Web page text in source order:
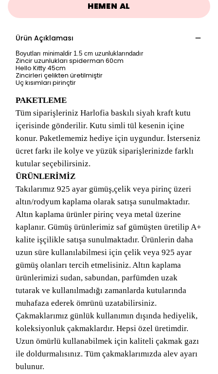
HEMEN AL
Ürün Açıklaması
Boyutları minimaldir 1.5 cm uzunluklarındadır
Zincir uzunlukları spiderman 60cm
Hello Kitty 45cm
Zincirleri çelikten üretilmiştir
Uç kısımları pirinçtir
PAKETLEME
Tüm siparişleriniz Harlofia baskılı siyah kraft kutu
içerisinde gönderilir. Kutu simli tül kesenin içine
konur. Paketlememiz hediye için uygundur. İsterseniz
ücret farkı ile kolye ve yüzük siparişlerinizde farklı
kutular seçebilirsiniz.
ÜRÜNLERİMİZ
Takılarımız 925 ayar gümüş,çelik veya pirinç üzeri
altın/rodyum kaplama olarak satışa sunulmaktadır.
Altın kaplama ürünler pirinç veya metal üzerine
kaplanır. Gümüş ürünlerimiz saf gümüşten üretilip A+
kalite işçilikle satışa sunulmaktadır. Ürünlerin daha
uzun süre kullanılabilmesi için çelik veya 925 ayar
gümüş olanları tercih etmelisiniz. Altın kaplama
ürünlerimizi sudan, sabundan, parfümden uzak
tutarak ve kullanılmadığı zamanlarda kutularında
muhafaza ederek ömrünü uzatabilirsiniz.
Çakmaklarımız günlük kullanımın dışında hediyelik,
koleksiyonluk çakmaklardır. Hepsi özel üretimdir.
Uzun ömürlü kullanabilmek için kaliteli çakmak gazı
ile doldurmalısınız. Tüm çakmaklarımızda alev ayarı
bulunur.